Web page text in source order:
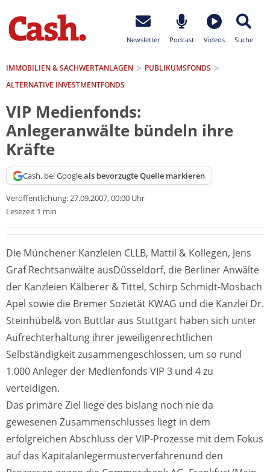
Newsletter Podcast Videos Suche
IMMOBILIEN & SACHWERTANLAGEN
PUBLIKUMSFONDS
ALTERNATIVE INVESTMENTFONDS
VIP Medienfonds:
Anlegeranwälte bündeln ihre
Kräfte
Cash. bei Googleals bevorzugte Quelle markieren
Veröffentlichung:27.09.2007, 00:00 Uhr
Lesezeit 1 min
Die Münchener Kanzleien CLLB, Mattil & Kollegen, Jens
Graf Rechtsanwälte ausDüsseldorf, die Berliner Anwälte
der Kanzleien Kälberer & Tittel, Schirp Schmidt-Mosbach
Apel sowie die Bremer Sozietät KWAG und die Kanzlei Dr.
Steinhübel& von Buttlar aus Stuttgart haben sich unter
Aufrechterhaltung ihrer jeweiligenrechtlichen
Selbständigkeit zusammengeschlossen, um so rund
1.000 Anleger der Medienfonds VIP 3 und 4 zu
verteidigen.
Das primäre Ziel liege des bislang noch nie da
gewesenen Zusammenschlusses liegt in dem
erfolgreichen Abschluss der VIP-Prozesse mit dem Fokus
auf das Kapitalanlegermusterverfahrenund den